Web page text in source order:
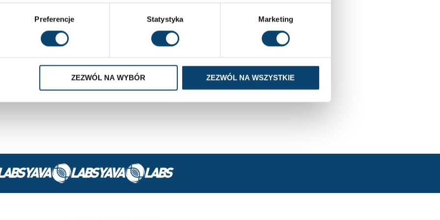
Preferencje Statystyka Marketing
ZEZWÓL NA WYBÓR ZEZWÓL NA WSZYSTKIE
ml wody i wypić 30 minut przed treningiem.
zalecanej dziennej porcji.
dzieci, kobiet w ciąży i karmiących piersią.
Suplement diety nie jest substytutem
dla dzieci, w suchym i